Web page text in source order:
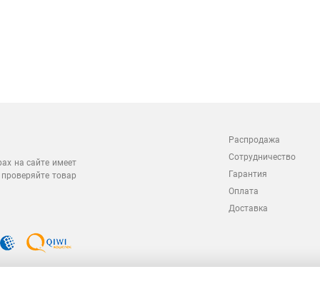
на сайте имеет
товар
Распродажа
Сотрудничество
Гарантия
Оплата
Доставка